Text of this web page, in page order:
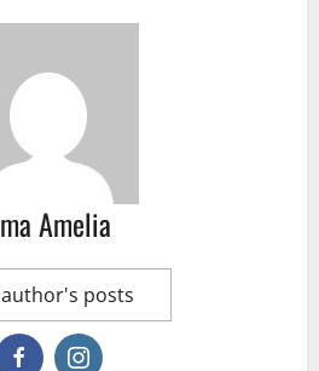
Amelia
author's posts